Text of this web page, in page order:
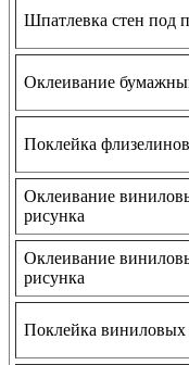
Шпатлевка стен под
Оклеивание
Поклейка
Оклеивание
рисунка
Оклеивание
рисунка
Поклейка виниловых